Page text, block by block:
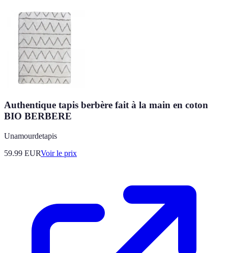
Authentique tapis berbère fait à la main en coton
BIO BERBERE
Unamourdetapis
59.99 EURVoir le prix